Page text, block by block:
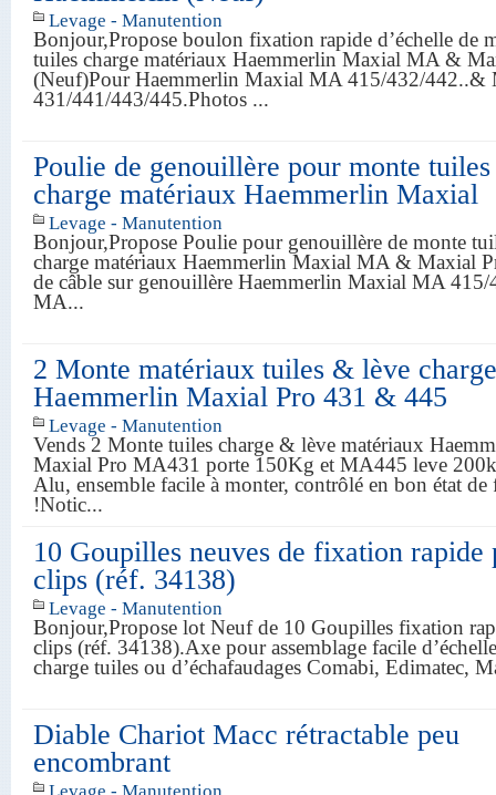
Levage - Manutention
Bonjour,Propose boulon fixation rapide d’échelle de
tuiles charge matériaux Haemmerlin Maxial MA &
(Neuf)Pour Haemmerlin Maxial MA 415/432/442..&
431/441/443/445.Photos ...
Poulie de genouillère pour monte tuiles
charge matériaux Haemmerlin Maxial
Levage - Manutention
Bonjour,Propose Poulie pour genouillère de monte
charge matériaux Haemmerlin Maxial MA & Maxial
de câble sur genouillère Haemmerlin Maxial MA
MA...
2 Monte matériaux tuiles & lève charge
Haemmerlin Maxial Pro 431 & 445
Levage - Manutention
Vends 2 Monte tuiles charge & lève matériaux
Maxial Pro MA431 porte 150Kg et MA445 leve
Alu, ensemble facile à monter, contrôlé en bon état
!Notic...
10 Goupilles neuves de fixation rapide
clips (réf. 34138)
Levage - Manutention
Bonjour,Propose lot Neuf de 10 Goupilles fixation
clips (réf. 34138).Axe pour assemblage facile
charge tuiles ou d’échafaudages Comabi, Edimatec,
Diable Chariot Macc rétractable peu
encombrant